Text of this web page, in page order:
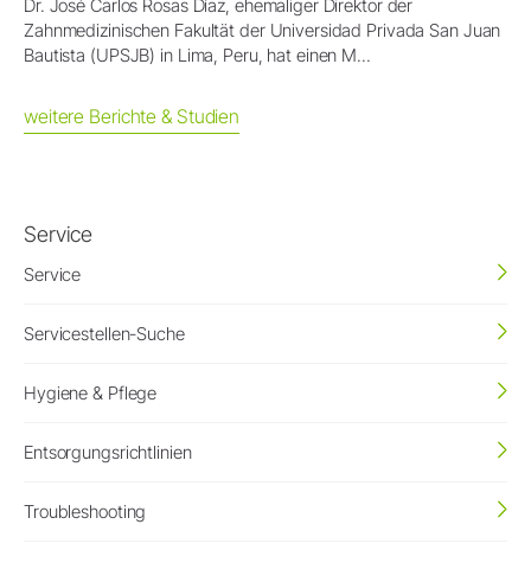
Dr. José Carlos Rosas Díaz, ehemaliger Direktor der
Zahnmedizinischen Fakultät der Universidad Privada San Juan
Bautista (UPSJB) in Lima, Peru, hat einen M...
weitere Berichte & Studien
Service
Service
Servicestellen-Suche
Hygiene & Pflege
Entsorgungsrichtlinien
Troubleshooting